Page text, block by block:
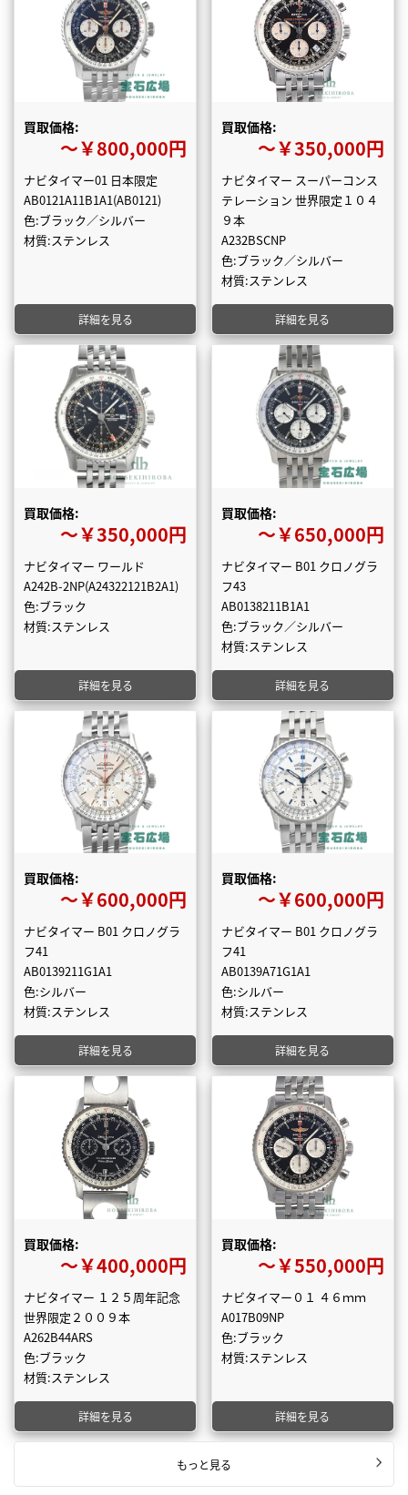
買取価格:
〜￥800,000円
ナビタイマー01 日本限定
AB0121A11B1A1(AB0121)
色:ブラック／シルバー
材質:ステンレス
詳細を見る
買取価格:
〜￥350,000円
ナビタイマー スーパーコンス
テレーション 世界限定１０４
９本
A232BSCNP
色:ブラック／シルバー
材質:ステンレス
詳細を見る
買取価格:
〜￥350,000円
ナビタイマー ワールド
A242B-2NP(A24322121B2A1)
色:ブラック
材質:ステンレス
詳細を見る
買取価格:
〜￥650,000円
ナビタイマー B01 クロノグラ
フ43
AB0138211B1A1
色:ブラック／シルバー
材質:ステンレス
詳細を見る
買取価格:
〜￥600,000円
ナビタイマー B01 クロノグラ
フ41
AB0139211G1A1
色:シルバー
材質:ステンレス
詳細を見る
買取価格:
〜￥600,000円
ナビタイマー B01 クロノグラ
フ41
AB0139A71G1A1
色:シルバー
材質:ステンレス
詳細を見る
買取価格:
〜￥400,000円
ナビタイマー １２５周年記念
世界限定２００９本
A262B44ARS
色:ブラック
材質:ステンレス
詳細を見る
買取価格:
〜￥550,000円
ナビタイマー０１ ４６ｍｍ
A017B09NP
色:ブラック
材質:ステンレス
詳細を見る
もっと見る